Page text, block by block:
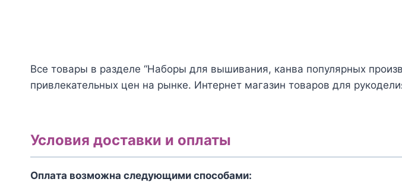
Все товары в разделе “Наборы для вышивания, канва популярных
привлекательных цен на рынке. Интернет магазин товаров для
Условия доставки и оплаты
Оплата возможна следующими способами: